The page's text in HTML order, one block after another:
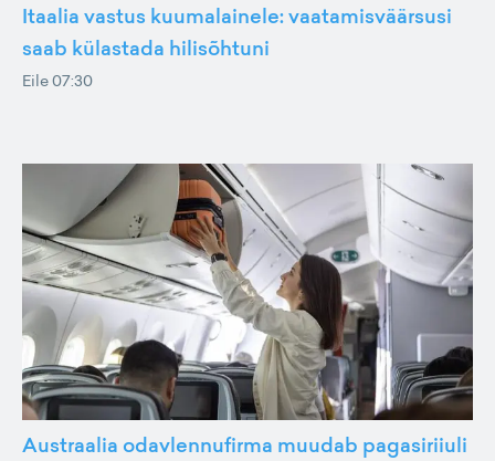
Itaalia vastus kuumalainele: vaatamisväärsusi
saab külastada hilisõhtuni
Eile 07:30
Austraalia odavlennufirma muudab pagasiriiuli